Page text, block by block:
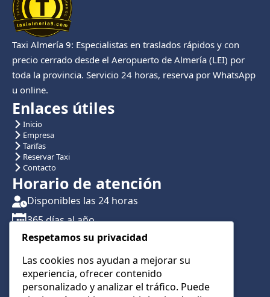
Taxi Almería 9: Especialistas en traslados rápidos y con
precio cerrado desde el Aeropuerto de Almería (LEI) por
toda la provincia. Servicio 24 horas, reserva por WhatsApp
u online.
Enlaces útiles
Inicio
Empresa
Tarifas
Reservar Taxi
Contacto
Horario de atención
Disponibles las 24 horas
365 días al año
Traslados con reserva previa
Atención por teléfono y WhatsApp 24/7
CONTÁCTANOS
Respetamos su privacidad
Las cookies nos ayudan a mejorar su
experiencia, ofrecer contenido
personalizado y analizar el tráfico. Puede